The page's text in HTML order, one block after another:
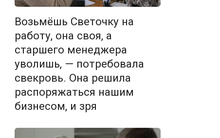
Возьмёшь Светочку на
работу, она своя, а
старшего менеджера
уволишь, — потребовала
свекровь. Она решила
распоряжаться нашим
бизнесом, и зря